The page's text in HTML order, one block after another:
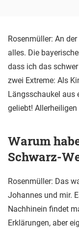
Rosenmüller: An
alles. Die
dass ich das
zwei Extreme: Als
Längsschaukel aus
geliebt!
Warum
Schwarz-
Rosenmüller: Das
Johannes und mir.
Nachhinein findet
Erklärungen, aber